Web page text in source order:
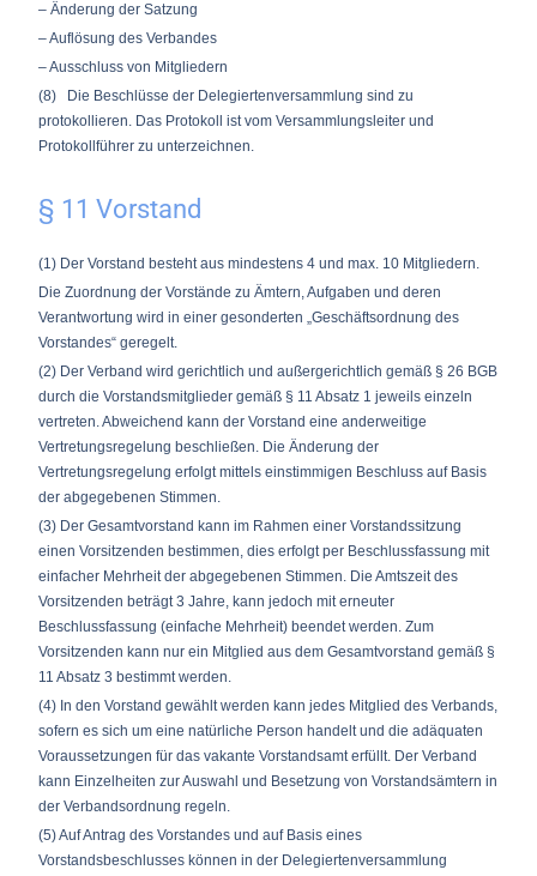
– Änderung der Satzung
– Auflösung des Verbandes
– Ausschluss von Mitgliedern
(8) Die Beschlüsse der Delegiertenversammlung sind zu
protokollieren. Das Protokoll ist vom Versammlungsleiter und
Protokollführer zu unterzeichnen.
§ 11 Vorstand
(1) Der Vorstand besteht aus mindestens 4 und max. 10 Mitgliedern.
Die Zuordnung der Vorstände zu Ämtern, Aufgaben und deren
Verantwortung wird in einer gesonderten „Geschäftsordnung des
Vorstandes“ geregelt.
(2) Der Verband wird gerichtlich und außergerichtlich gemäß § 26 BGB
durch die Vorstandsmitglieder gemäß § 11 Absatz 1 jeweils einzeln
vertreten. Abweichend kann der Vorstand eine anderweitige
Vertretungsregelung beschließen. Die Änderung der
Vertretungsregelung erfolgt mittels einstimmigen Beschluss auf Basis
der abgegebenen Stimmen.
(3) Der Gesamtvorstand kann im Rahmen einer Vorstandssitzung
einen Vorsitzenden bestimmen, dies erfolgt per Beschlussfassung mit
einfacher Mehrheit der abgegebenen Stimmen. Die Amtszeit des
Vorsitzenden beträgt 3 Jahre, kann jedoch mit erneuter
Beschlussfassung (einfache Mehrheit) beendet werden. Zum
Vorsitzenden kann nur ein Mitglied aus dem Gesamtvorstand gemäß §
11 Absatz 3 bestimmt werden.
(4) In den Vorstand gewählt werden kann jedes Mitglied des Verbands,
sofern es sich um eine natürliche Person handelt und die adäquaten
Voraussetzungen für das vakante Vorstandsamt erfüllt. Der Verband
kann Einzelheiten zur Auswahl und Besetzung von Vorstandsämtern in
der Verbandsordnung regeln.
(5) Auf Antrag des Vorstandes und auf Basis eines
Vorstandsbeschlusses können in der Delegiertenversammlung